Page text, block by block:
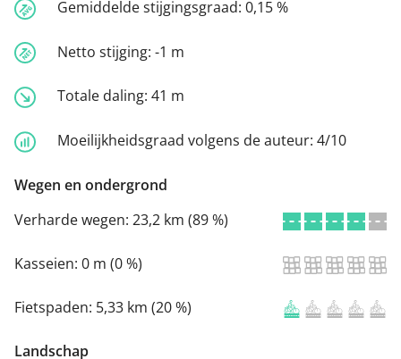
Gemiddelde stijgingsgraad: 0,15 %
Netto stijging: -1 m
Totale daling: 41 m
Moeilijkheidsgraad volgens de auteur: 4/10
Wegen en ondergrond
Verharde wegen: 23,2 km (89 %)
Kasseien: 0 m (0 %)
Fietspaden: 5,33 km (20 %)
Landschap